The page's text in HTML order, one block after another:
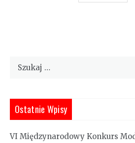
Szukaj:
Ostatnie Wpisy
VI Międzynarodowy Konkurs